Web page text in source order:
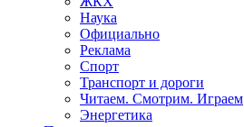
Наука
Официально
Реклама
Спорт
Транспорт и дороги
Читаем. Смотрим. Играем
Энергетика